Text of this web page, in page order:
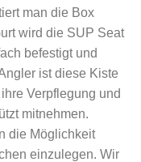
man die Box
wird die SUP Seat
befestigt und
ist diese Kiste
Verpflegung und
mitnehmen.
die Möglichkeit
einzulegen. Wir